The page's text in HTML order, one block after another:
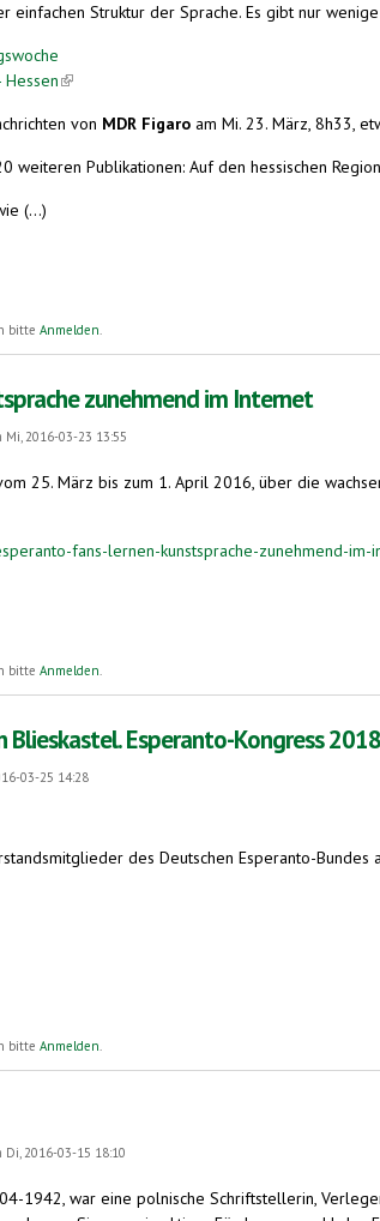
Struktur der Sprache. Es gibt nur
Hessen(link is external)
von MDR Figaro am Mi. 23. März, 8h33,
weiteren Publikationen: Auf den hessischen
external)
(...)
zunehmend im Internet
bitte Anmelden.
zunehmend im Internet
Mi, 2016-03-23 13:55
25. März bis zum 1. April 2016, über die
fans-lernen-kunstsprache-zunehmend-im-
zunehmend im Internet
bitte Anmelden.
Blieskastel. Esperanto-Kongress
03-25 14:28
des Deutschen Esperanto-
Esperanto-Kongress 2018 eventuell in der Region?
bitte Anmelden
Di, 2016-03-15 18:10
1942, war eine polnische Schriftstellerin,